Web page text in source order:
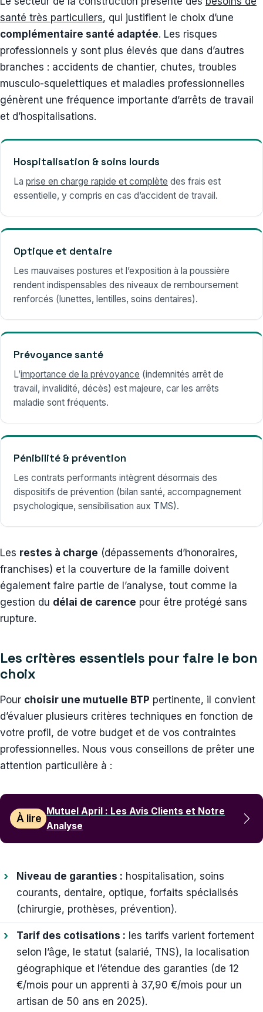
santé très particuliers, qui justifient le choix d’une
complémentaire santé adaptée. Les risques
professionnels y sont plus élevés que dans d’autres
branches : accidents de chantier, chutes, troubles
musculo-squelettiques et maladies professionnelles
génèrent une fréquence importante d’arrêts de travail
et d’hospitalisations.
Hospitalisation & soins lourds
La prise en charge rapide et complète des frais est
essentielle, y compris en cas d’accident de travail.
Optique et dentaire
Les mauvaises postures et l’exposition à la poussière
rendent indispensables des niveaux de remboursement
renforcés (lunettes, lentilles, soins dentaires).
Prévoyance santé
L’importance de la prévoyance (indemnités arrêt de
travail, invalidité, décès) est majeure, car les arrêts
maladie sont fréquents.
Pénibilité & prévention
Les contrats performants intègrent désormais des
dispositifs de prévention (bilan santé, accompagnement
psychologique, sensibilisation aux TMS).
Les restes à charge (dépassements d’honoraires,
franchises) et la couverture de la famille doivent
également faire partie de l’analyse, tout comme la
gestion du délai de carence pour être protégé sans
rupture.
Les critères essentiels pour faire le bon
choix
Pour choisir une mutuelle BTP pertinente, il convient
d’évaluer plusieurs critères techniques en fonction de
votre profil, de votre budget et de vos contraintes
professionnelles. Nous vous conseillons de prêter une
attention particulière à :
À lire
Mutuel April : Les Avis Clients et Notre
Analyse
Niveau de garanties : hospitalisation, soins
courants, dentaire, optique, forfaits spécialisés
(chirurgie, prothèses, prévention).
Tarif des cotisations : les tarifs varient fortement
selon l’âge, le statut (salarié, TNS), la localisation
géographique et l’étendue des garanties (de 12
€/mois pour un apprenti à 37,90 €/mois pour un
artisan de 50 ans en 2025).